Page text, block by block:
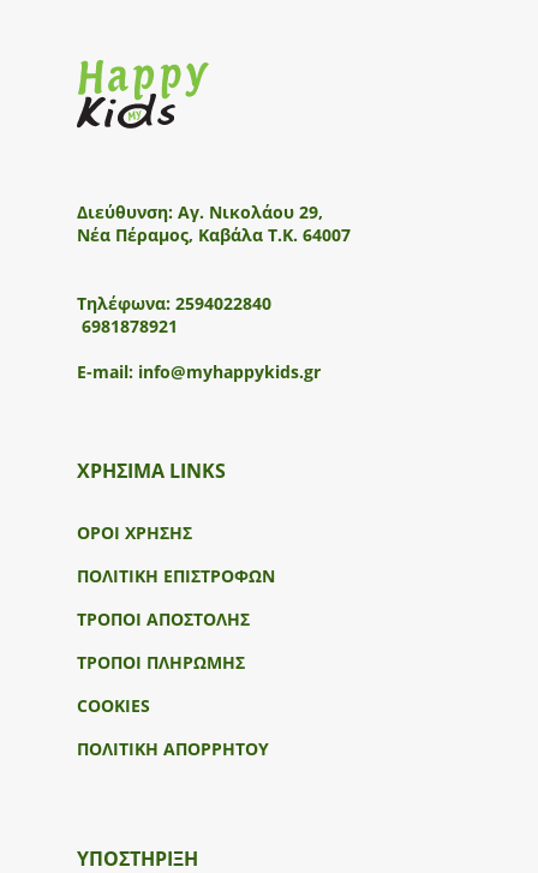
Διεύθυνση: Αγ. Νικολάου 29,
Νέα Πέραμος, Καβάλα Τ.Κ. 64007
Τηλέφωνα: 2594022840
6981878921
E-mail: info@myhappykids.gr
ΧΡΗΣΙΜΑ LINKS
ΟΡΟΙ ΧΡΗΣΗΣ
ΠΟΛΙΤΙΚΗ ΕΠΙΣΤΡΟΦΩΝ
ΤΡΟΠΟΙ ΑΠΟΣΤΟΛΗΣ
ΤΡΟΠΟΙ ΠΛΗΡΩΜΗΣ
COOKIES
ΠΟΛΙΤΙΚΗ ΑΠΟΡΡΗΤΟΥ
ΥΠΟΣΤΉΡΙΞΗ